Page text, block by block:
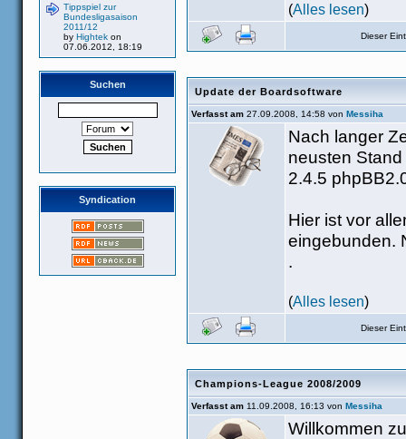
Tippspiel zur
Bundesligasaison
2011/12
by Hightek on
07.06.2012, 18:19
Suchen
Syndication
(Alles lesen)
Dieser
Update der Boardsoftware
Verfasst am 27.09.2008, 14:58 von Messiha
Nach langer
neusten
2.4.5
Hier ist vor
eingebunden.
.
(Alles lesen)
Dieser
Champions-League 2008/2009
Verfasst am 11.09.2008, 16:13 von Messiha
Willkommen